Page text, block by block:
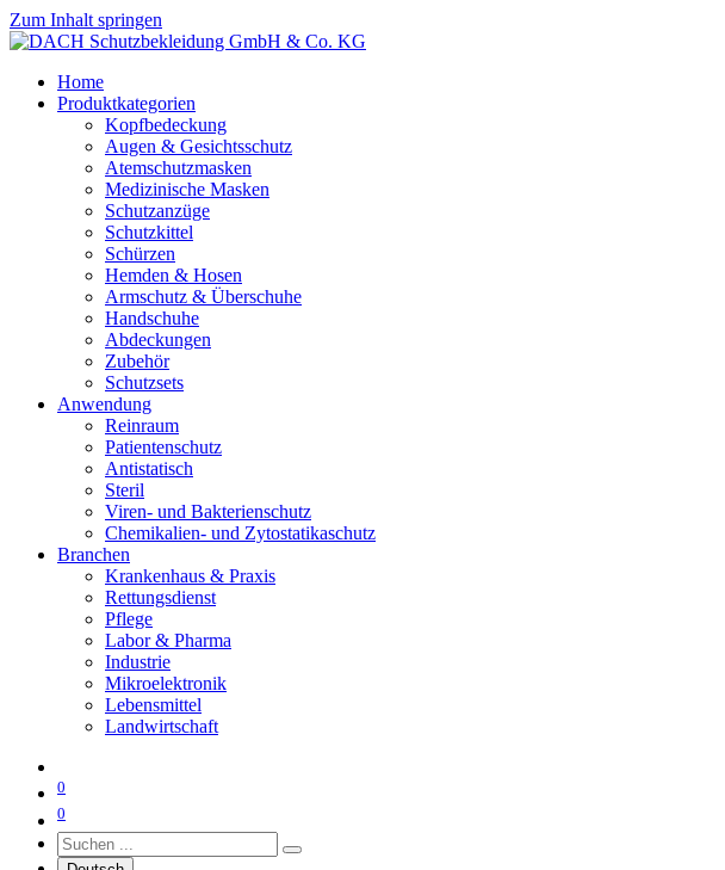
Zum Inhalt springen
Home
Produktkategorien
Kopfbedeckung
Augen & Gesichtsschutz
Atemschutzmasken
Medizinische Masken
Schutzanzüge
Schutzkittel
Schürzen
Hemden & Hosen
Armschutz & Überschuhe
Handschuhe
Abdeckungen
Zubehör
Schutzsets
Anwendung
Reinraum
Patientenschutz
Antistatisch
Steril
Viren- und Bakterienschutz
Chemikalien- und Zytostatikaschutz
Branchen
Krankenhaus & Praxis
Rettungsdienst
Pflege
Labor & Pharma
Industrie
Mikroelektronik
Lebensmittel
Landwirtschaft
0
0